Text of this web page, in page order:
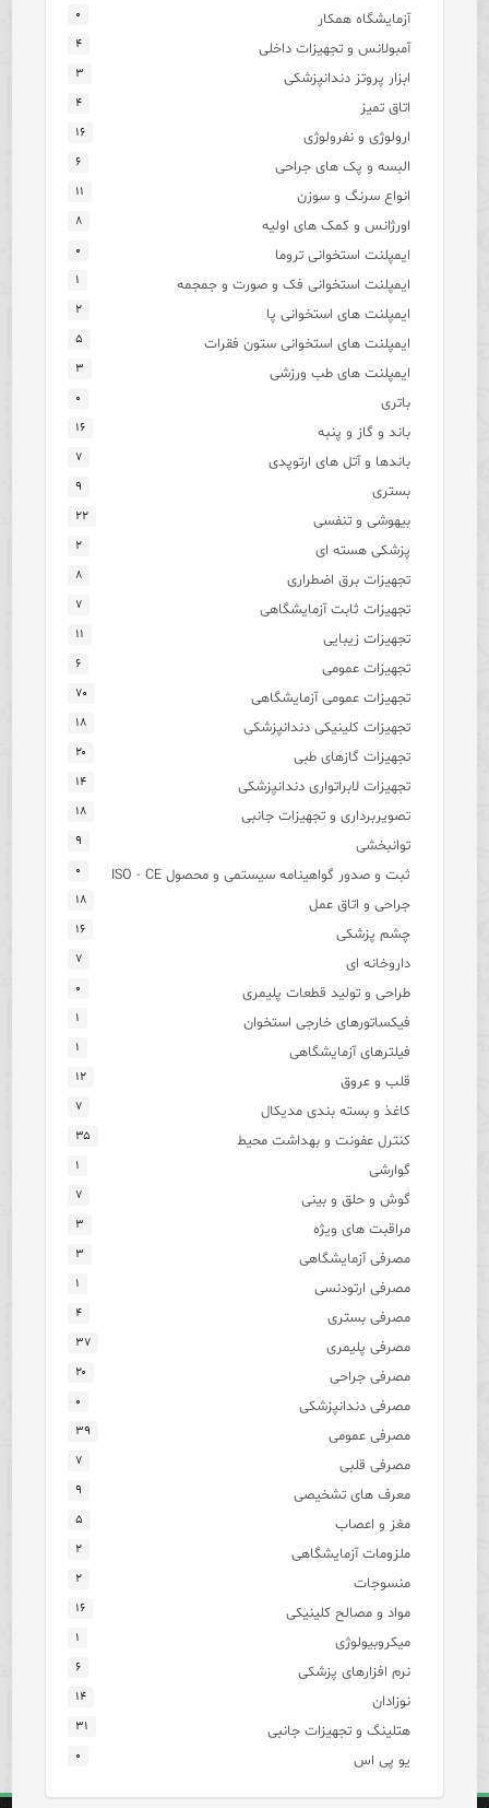
آزمایشگاه همکار ۰
آمبولانس و تجهیزات داخلی ۴
ابزار پروتز دندانپزشکی ۳
اتاق تمیز ۴
ارولوژی و نفرولوژی ۱۶
البسه و پک های جراحی ۶
انواع سرنگ و سوزن ۱۱
اورژانس و کمک های اولیه ۸
ایمپلنت استخوانی تروما ۰
ایمپلنت استخوانی فک و صورت و جمجمه ۱
ایمپلنت های استخوانی پا ۲
ایمپلنت های استخوانی ستون فقرات ۵
ایمپلنت های طب ورزشی ۳
باتری ۰
باند و گاز و پنبه ۱۶
باندها و آتل های ارتوپدی ۷
بستری ۹
بیهوشی و تنفسی ۲۲
پزشکی هسته ای ۲
تجهیزات برق اضطراری ۸
تجهیزات ثابت آزمایشگاهی ۷
تجهیزات زیبایی ۱۱
تجهیزات عمومی ۶
تجهیزات عمومی آزمایشگاهی ۷۰
تجهیزات کلینیکی دندانپزشکی ۱۸
تجهیزات گازهای طبی ۲۰
تجهیزات لابراتواری دندانپزشکی ۱۴
تصویربرداری و تجهیزات جانبی ۱۸
توانبخشی ۹
ثبت و صدور گواهینامه سیستمی و محصول ISO - CE ۰
جراحی و اتاق عمل ۱۸
چشم پزشکی ۱۶
داروخانه ای ۷
طراحی و تولید قطعات پلیمری ۰
فیکساتورهای خارجی استخوان ۱
فیلترهای آزمایشگاهی ۱
قلب و عروق ۱۲
کاغذ و بسته بندی مدیکال ۷
کنترل عفونت و بهداشت محیط ۳۵
گوارشی ۱
گوش و حلق و بینی ۷
مراقبت های ویژه ۳
مصرفی آزمایشگاهی ۳
مصرفی ارتودنسی ۱
مصرفی بستری ۴
مصرفی پلیمری ۳۷
مصرفی جراحی ۲۰
مصرفی دندانپزشکی ۰
مصرفی عمومی ۳۹
مصرفی قلبی ۷
معرف های تشخیصی ۹
مغز و اعصاب ۵
ملزومات آزمایشگاهی ۲
منسوجات ۲
مواد و مصالح کلینیکی ۱۶
میکروبیولوژی ۱
نرم افزارهای پزشکی ۶
نوزادان ۱۴
هتلینگ و تجهیزات جانبی ۳۱
یو پی اس ۰